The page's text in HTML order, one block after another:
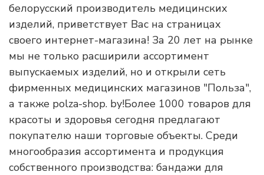
белорусский производитель медицинских
изделий, приветствует Вас на страницах
своего интернет-магазина! За 20 лет на рынке
мы не только расширили ассортимент
выпускаемых изделий, но и открыли сеть
фирменных медицинских магазинов "Польза",
а также polza-shop. by!Более 1000 товаров для
красоты и здоровья сегодня предлагают
покупателю наши торговые объекты. Среди
многообразия ассортимента и продукция
собственного производства: бандажи для